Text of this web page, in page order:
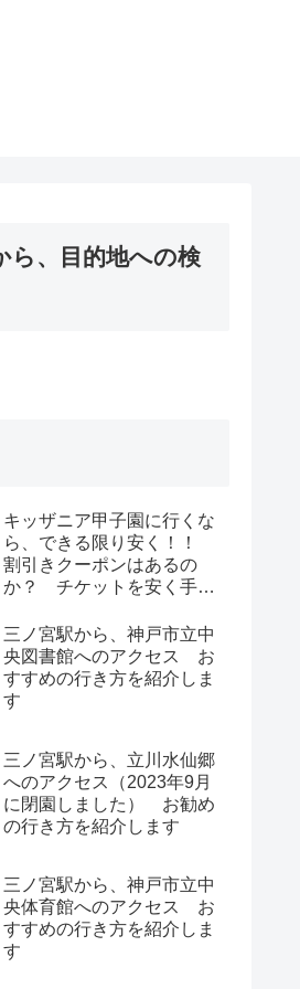
ら、目的地への検
キッザニア甲子園に行くな
ら、できる限り安く！！
割引きクーポンはあるの
か？ チケットを安く手に
三ノ宮駅から、神戸市立中
央図書館へのアクセス お
すすめの行き方を紹介しま
す
三ノ宮駅から、立川水仙郷
へのアクセス（2023年9月
に閉園しました） お勧め
の行き方を紹介します
三ノ宮駅から、神戸市立中
央体育館へのアクセス お
すすめの行き方を紹介しま
す